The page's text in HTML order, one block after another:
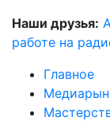
Наши друзья:
работе на
Главное